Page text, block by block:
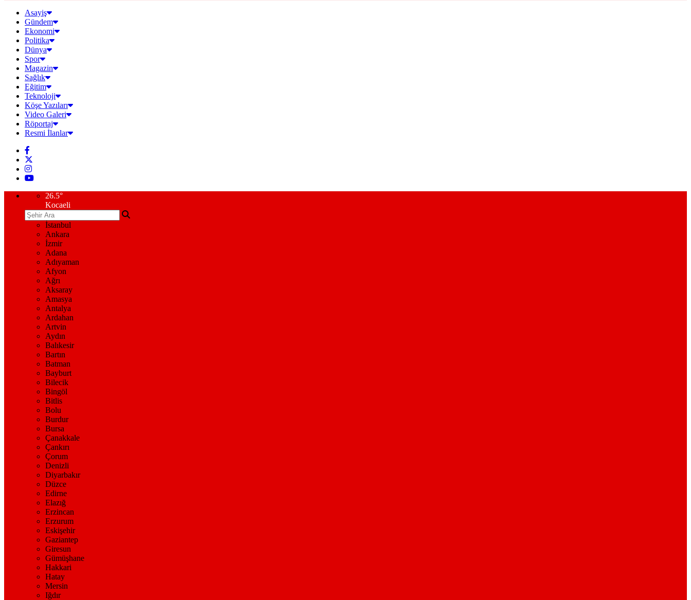
Asayiş
Gündem
Ekonomi
Politika
Dünya
Spor
Magazin
Sağlık
Eğitim
Teknoloji
Köşe Yazıları
Video Galeri
Röportaj
Resmi İlanlar
26.5°
Kocaeli
İstanbul
Ankara
İzmir
Adana
Adıyaman
Afyon
Ağrı
Aksaray
Amasya
Antalya
Ardahan
Artvin
Aydın
Balıkesir
Bartın
Batman
Bayburt
Bilecik
Bingöl
Bitlis
Bolu
Burdur
Bursa
Çanakkale
Çankırı
Çorum
Denizli
Diyarbakır
Düzce
Edirne
Elazığ
Erzincan
Erzurum
Eskişehir
Gaziantep
Giresun
Gümüşhane
Hakkari
Hatay
Mersin
Iğdır